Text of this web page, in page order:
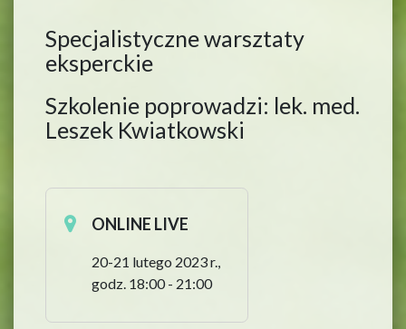
Specjalistyczne warsztaty
eksperckie
Szkolenie poprowadzi: lek. med.
Leszek Kwiatkowski
ONLINE LIVE
20-21 lutego 2023 r.,
godz. 18:00 - 21:00